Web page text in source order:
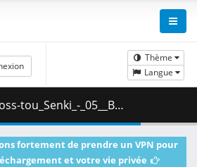
Thème
Langue
HD_MA__AC3__Dual_Audio__sxales_.mkv.002 ( 277.38 MB )
fortement de prendre un VPN pour
et votre vie privée